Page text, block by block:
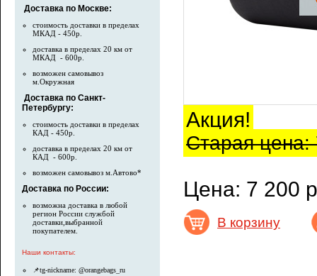
Доставка по Москве:
стоимость доставки в пределах
МКАД - 450р.
доставка в пределах 20 км от
МКАД - 600р.
возможен самовывоз
м.Окружная
Доставка по Санкт-
Петербургу:
стоимость доставки в пределах
КАД - 450р.
доставка в пределах 20 км от
КАД - 600р.
возможен самовывоз м.Автово*
Доставка по России:
возможна доставка в любой
регион России службой
доставки,выбранной
покупателем.
Наши контакты:
📌tg-nickname: @orangebags_ru
Акция!
Старая цена:
Цена: 7 200
В корзину